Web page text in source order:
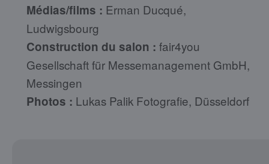
Médias/films : Erman Ducqué,
Ludwigsbourg
Construction du salon : fair4you
Gesellschaft für Messemanagement GmbH,
Messingen
Photos : Lukas Palik Fotografie, Düsseldorf